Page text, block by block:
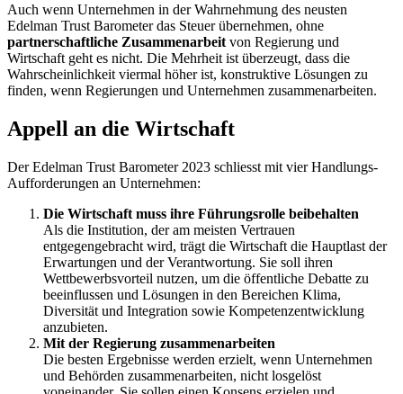
Auch wenn Unternehmen in der Wahrnehmung des neusten
Edelman Trust Barometer das Steuer übernehmen, ohne
partnerschaftliche Zusammenarbeit von Regierung und
Wirtschaft geht es nicht. Die Mehrheit ist überzeugt, dass die
Wahrscheinlichkeit viermal höher ist, konstruktive Lösungen zu
finden, wenn Regierungen und Unternehmen zusammenarbeiten.
Appell an die Wirtschaft
Der Edelman Trust Barometer 2023 schliesst mit vier Handlungs-
Aufforderungen an Unternehmen:
Die Wirtschaft muss ihre Führungsrolle beibehalten
Als die Institution, der am meisten Vertrauen
entgegengebracht wird, trägt die Wirtschaft die Hauptlast der
Erwartungen und der Verantwortung. Sie soll ihren
Wettbewerbsvorteil nutzen, um die öffentliche Debatte zu
beeinflussen und Lösungen in den Bereichen Klima,
Diversität und Integration sowie Kompetenzentwicklung
anzubieten.
Mit der Regierung zusammenarbeiten
Die besten Ergebnisse werden erzielt, wenn Unternehmen
und Behörden zusammenarbeiten, nicht losgelöst